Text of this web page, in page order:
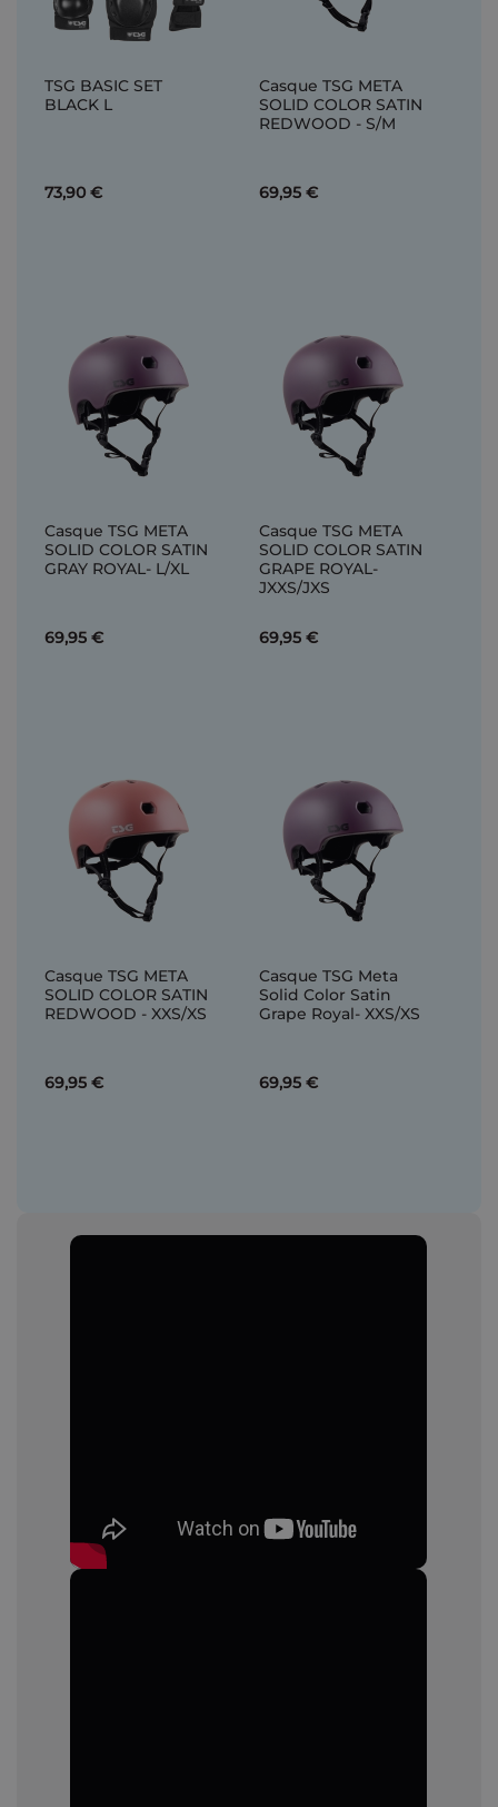
TSG BASIC SET
BLACK L
73,90 €
Casque TSG META
SOLID COLOR SATIN
REDWOOD - S/M
69,95 €
Casque TSG META
SOLID COLOR SATIN
GRAY ROYAL- L/XL
69,95 €
Casque TSG META
SOLID COLOR SATIN
GRAPE ROYAL-
JXXS/JXS
69,95 €
Casque TSG META
SOLID COLOR SATIN
REDWOOD - XXS/XS
69,95 €
Casque TSG Meta
Solid Color Satin
Grape Royal- XXS/XS
69,95 €